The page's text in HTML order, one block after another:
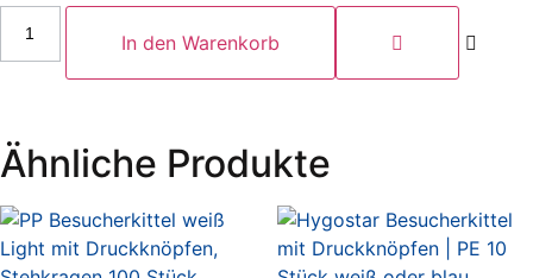
Hygostar
Einweg-
Einweg-
blau
100
Stück
Menge
In den Warenkorb
Ähnliche Produkte